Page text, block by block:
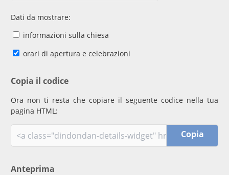
Dati da mostrare:
informazioni sulla chiesa
orari di apertura e celebrazioni
Copia il codice
Ora non ti resta che copiare il seguente codice nella tua
pagina HTML:
Copia
Anteprima